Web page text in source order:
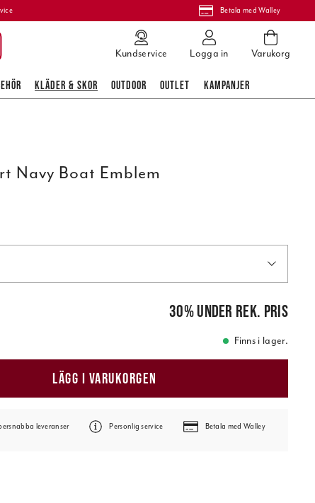
Betala med Walley
Kundservice Logga in Varukorg
KLÄDER & SKOR OUTDOOR OUTLET KAMPANJER
Navy Boat Emblem
30%under rek. pris
Finns i lager.
LÄGG I VARUKORGEN
leveranser Personlig service Betala med Walley